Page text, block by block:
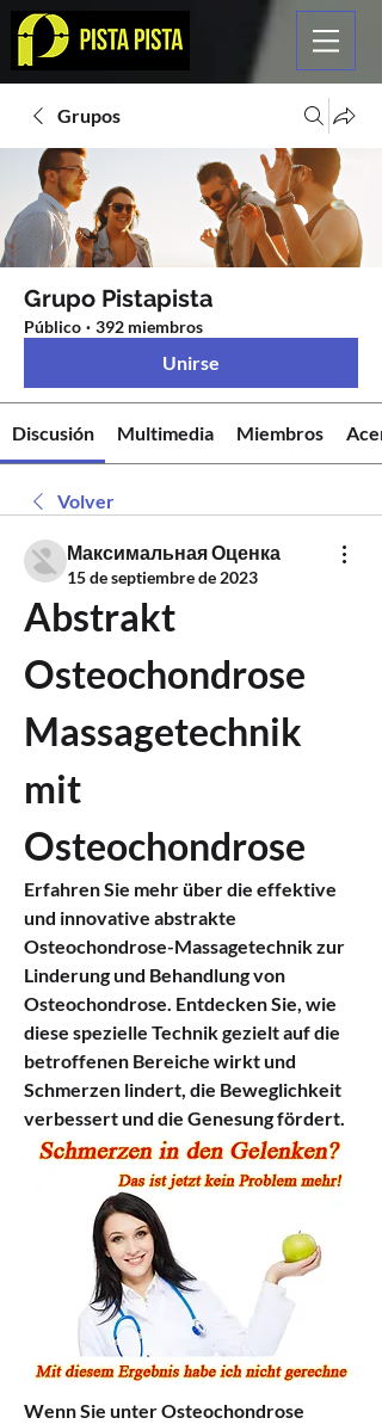
Grupos
Grupo Pistapista
Público · 392 miembros
Unirse
Discusión Multimedia Miembros
Volver
Максимальная Оценка
15 de septiembre de 2023
Abstrakt
Osteochondrose
Massagetechnik
mit
Osteochondrose
Erfahren Sie mehr über die effektive
und innovative abstrakte
Osteochondrose-Massagetechnik zur
Linderung und Behandlung von
Osteochondrose. Entdecken Sie, wie
diese spezielle Technik gezielt auf die
betroffenen Bereiche wirkt und
Schmerzen lindert, die Beweglichkeit
verbessert und die Genesung fördert.
Wenn Sie unter Osteochondrose